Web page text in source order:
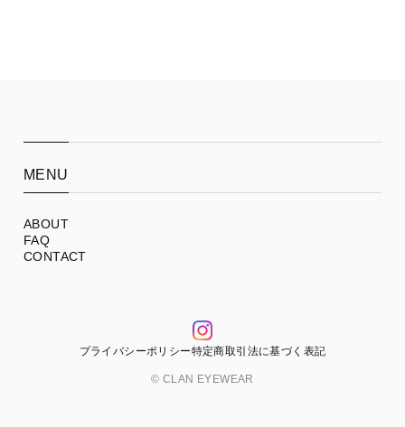
MENU
ABOUT
FAQ
CONTACT
プライバシーポリシー特定商取引法に基づく表記
© CLAN EYEWEAR